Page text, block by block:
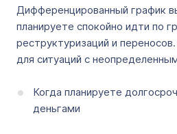
Дифференцированный график
планируете спокойно идти по
реструктуризаций и
для ситуаций с
Когда планируете
деньгами